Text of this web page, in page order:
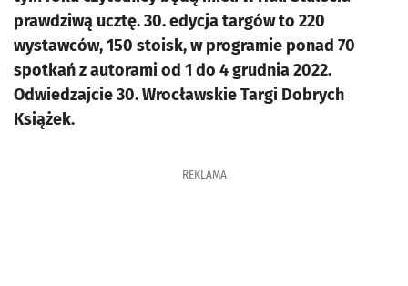
prawdziwą ucztę. 30. edycja targów to 220
wystawców, 150 stoisk, w programie ponad 70
spotkań z autorami od 1 do 4 grudnia 2022.
Odwiedzajcie 30. Wrocławskie Targi Dobrych
Książek.
REKLAMA